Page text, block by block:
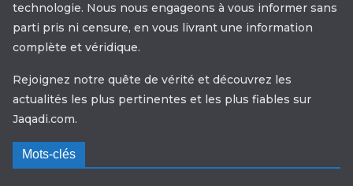
technologie. Nous nous engageons à vous informer sans
parti pris ni censure, en vous livrant une information
complète et véridique.
Rejoignez notre quête de vérité et découvrez les
actualités les plus pertinentes et les plus fiables sur
Jaqadi.com.
Mots-clés